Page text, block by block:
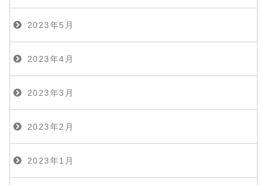
2023年5月
2023年4月
2023年3月
2023年2月
2023年1月